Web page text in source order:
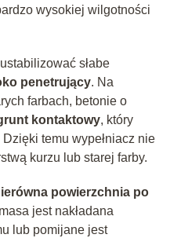
wysokiej wilgotności
słabe
penetrujący. Na
farbach, betonie o
kontaktowy, który
temu wypełniacz nie
kurzu lub starej farby.
powierzchnia po
jest nakładana
lub pomijane jest